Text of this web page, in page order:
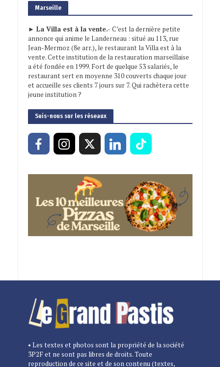
Marseille
► La Villa est à la vente.- C’est la dernière petite
annonce qui anime le Landerneau : situé au 113, rue
Jean-Mermoz (8e arr.), le restaurant la Villa est à la
vente. Cette institution de la restauration marseillaise
a été fondée en 1999. Fort de quelque 53 salariés, le
restaurant sert en moyenne 310 couverts chaque jour
et accueille ses clients 7 jours sur 7. Qui rachètera cette
jeune institution ?
Suis-nous sur les réseaux
• Les textes et photos sont la propriété de la société
3P2F et ne sont pas libres de droits. Toute
reproduction de ce site et de son contenu (textes,